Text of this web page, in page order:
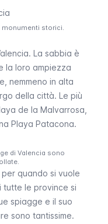
monumenti storici.
La sabbia è
la loro ampiezza
nemmeno in alta
della città. Le più
de la Malvarrosa,
Playa Patacona.
di Valencia sono
quando si vuole
tutte le province si
spiagge e il suo
sono tantissime.